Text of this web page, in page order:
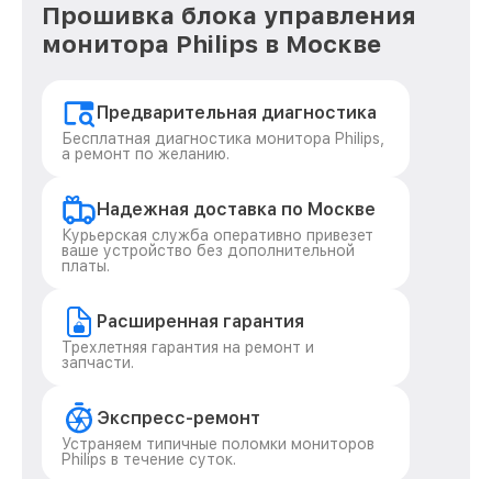
Прошивка блока управления
монитора Philips в Москве
Предварительная диагностика
Бесплатная диагностика монитора Philips,
а ремонт по желанию.
Надежная доставка по Москве
Курьерская служба оперативно привезет
ваше устройство без дополнительной
платы.
Расширенная гарантия
Трехлетняя гарантия на ремонт и
запчасти.
Экспресс-ремонт
Устраняем типичные поломки мониторов
Philips в течение суток.